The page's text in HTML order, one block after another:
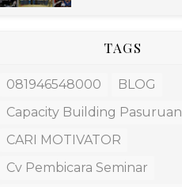
TAGS
081946548000
BLOG
Capacity Building Pasuruan
CARI MOTIVATOR
Cv Pembicara Seminar